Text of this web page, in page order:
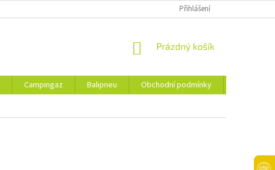
Přihlášení
NÁKUPNÍ
Prázdný košík
Campingaz Balipneu Obchodní podmínky